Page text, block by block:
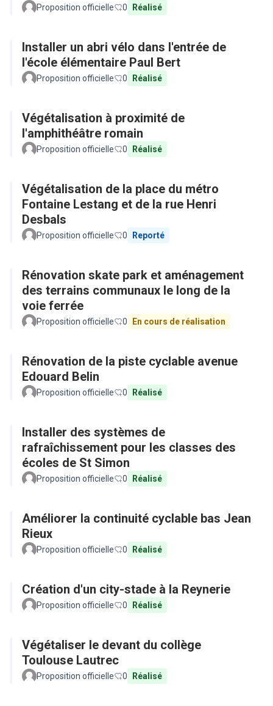
Proposition officielle 0 Réalisé
Installer un abri vélo dans l'entrée de
l'école élémentaire Paul Bert
Proposition officielle 0 Réalisé
Végétalisation à proximité de
l'amphithéâtre romain
Proposition officielle 0 Réalisé
Végétalisation de la place du métro
Fontaine Lestang et de la rue Henri
Desbals
Proposition officielle 0 Reporté
Rénovation skate park et aménagement
des terrains communaux le long de la
voie ferrée
Proposition officielle 0 En cours de réalisation
Rénovation de la piste cyclable avenue
Edouard Belin
Proposition officielle 0 Réalisé
Installer des systèmes de
rafraîchissement pour les classes des
écoles de St Simon
Proposition officielle 0 Réalisé
Améliorer la continuité cyclable bas Jean
Rieux
Proposition officielle 0 Réalisé
Création d'un city-stade à la Reynerie
Proposition officielle 0 Réalisé
Végétaliser le devant du collège
Toulouse Lautrec
Proposition officielle 0 Réalisé